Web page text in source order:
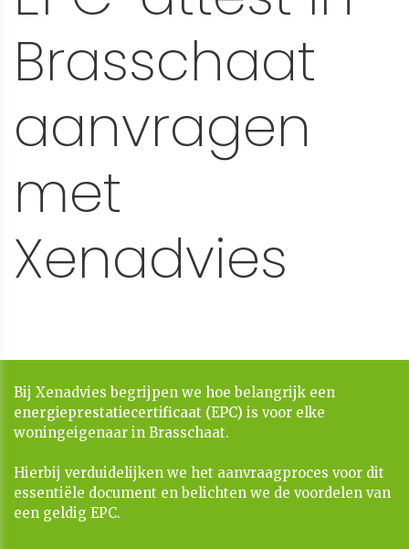
Brasschaat
aanvragen
met
Xenadvies
Bij Xenadvies begrijpen we hoe belangrijk een
energieprestatiecertificaat (EPC) is voor elke
woningeigenaar in Brasschaat.
​​​​​​​Hierbij verduidelijken we het aanvraagproces voor dit
essentiële document en belichten we de voordelen van
een geldig EPC.